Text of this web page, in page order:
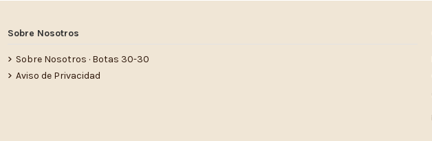
Sobre Nosotros
Sobre Nosotros · Botas 30-30
Aviso de Privacidad